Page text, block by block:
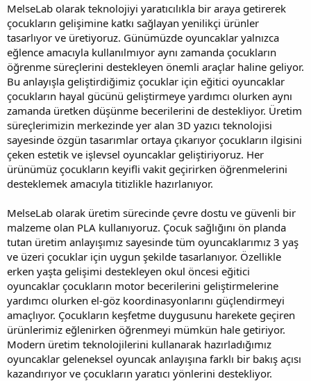
a
n
h
i
MelseLab olarak teknolojiyi yaratıcılıkla bir araya getirerek
çocukların gelişimine katkı sağlayan yenilikçi ürünler
tasarlıyor ve üretiyoruz. Günümüzde oyuncaklar yalnızca
eğlence amacıyla kullanılmıyor aynı zamanda çocukların
öğrenme süreçlerini destekleyen önemli araçlar haline geliyor.
Bu anlayışla geliştirdiğimiz çocuklar için eğitici oyuncaklar
çocukların hayal gücünü geliştirmeye yardımcı olurken aynı
zamanda üretken düşünme becerilerini de destekliyor. Üretim
süreçlerimizin merkezinde yer alan 3D yazıcı teknolojisi
sayesinde özgün tasarımlar ortaya çıkarıyor çocukların ilgisini
çeken estetik ve işlevsel oyuncaklar geliştiriyoruz. Her
ürünümüz çocukların keyifli vakit geçirirken öğrenmelerini
desteklemek amacıyla titizlikle hazırlanıyor.
MelseLab olarak üretim sürecinde çevre dostu ve güvenli bir
malzeme olan PLA kullanıyoruz. Çocuk sağlığını ön planda
tutan üretim anlayışımız sayesinde tüm oyuncaklarımız 3 yaş
ve üzeri çocuklar için uygun şekilde tasarlanıyor. Özellikle
erken yaşta gelişimi destekleyen okul öncesi eğitici
oyuncaklar çocukların motor becerilerini geliştirmelerine
yardımcı olurken el-göz koordinasyonlarını güçlendirmeyi
amaçlıyor. Çocukların keşfetme duygusunu harekete geçiren
ürünlerimiz eğlenirken öğrenmeyi mümkün hale getiriyor.
Modern üretim teknolojilerini kullanarak hazırladığımız
oyuncaklar geleneksel oyuncak anlayışına farklı bir bakış açısı
kazandırıyor ve çocukların yaratıcı yönlerini destekliyor.